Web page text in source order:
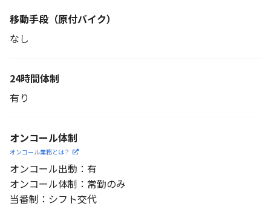
移動手段 （原付バイク）
なし
24時間体制
有り
オンコール体制
オンコール業務とは？
オンコール出動：有
オンコール体制：常勤のみ
当番制：シフト交代